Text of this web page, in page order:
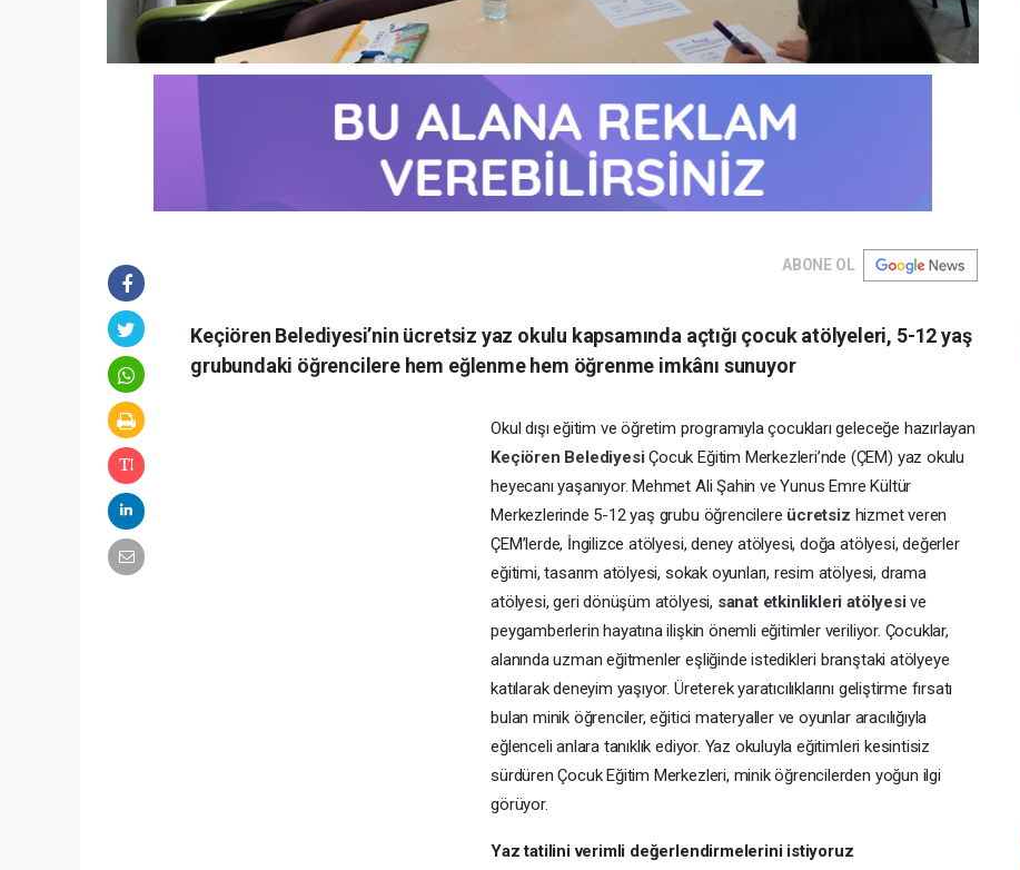
ABONE OL
Keçiören Belediyesi’nin ücretsiz yaz okulu kapsamında açtığı çocuk atölyeleri, 5-12 yaş
grubundaki öğrencilere hem eğlenme hem öğrenme imkânı sunuyor
Okul dışı eğitim ve öğretim programıyla çocukları geleceğe hazırlayan
Keçiören BelediyesiÇocuk Eğitim Merkezleri’nde (ÇEM) yaz okulu
heyecanı yaşanıyor. Mehmet Ali Şahin ve Yunus Emre Kültür
Merkezlerinde 5-12 yaş grubu öğrencilere ücretsiz hizmet veren
ÇEM’lerde, İngilizce atölyesi, deney atölyesi, doğa atölyesi, değerler
eğitimi, tasarım atölyesi, sokak oyunları, resim atölyesi, drama
atölyesi, geri dönüşüm atölyesi, sanat etkinlikleri atölyesive
peygamberlerin hayatına ilişkin önemli eğitimler veriliyor. Çocuklar,
alanında uzman eğitmenler eşliğinde istedikleri branştaki atölyeye
katılarak deneyim yaşıyor. Üreterek yaratıcılıklarını geliştirme fırsatı
bulan minik öğrenciler, eğitici materyaller ve oyunlar aracılığıyla
eğlenceli anlara tanıklık ediyor. Yaz okuluyla eğitimleri kesintisiz
sürdüren Çocuk Eğitim Merkezleri, minik öğrencilerden yoğun ilgi
görüyor.
Yaz tatilini verimli değerlendirmelerini istiyoruz